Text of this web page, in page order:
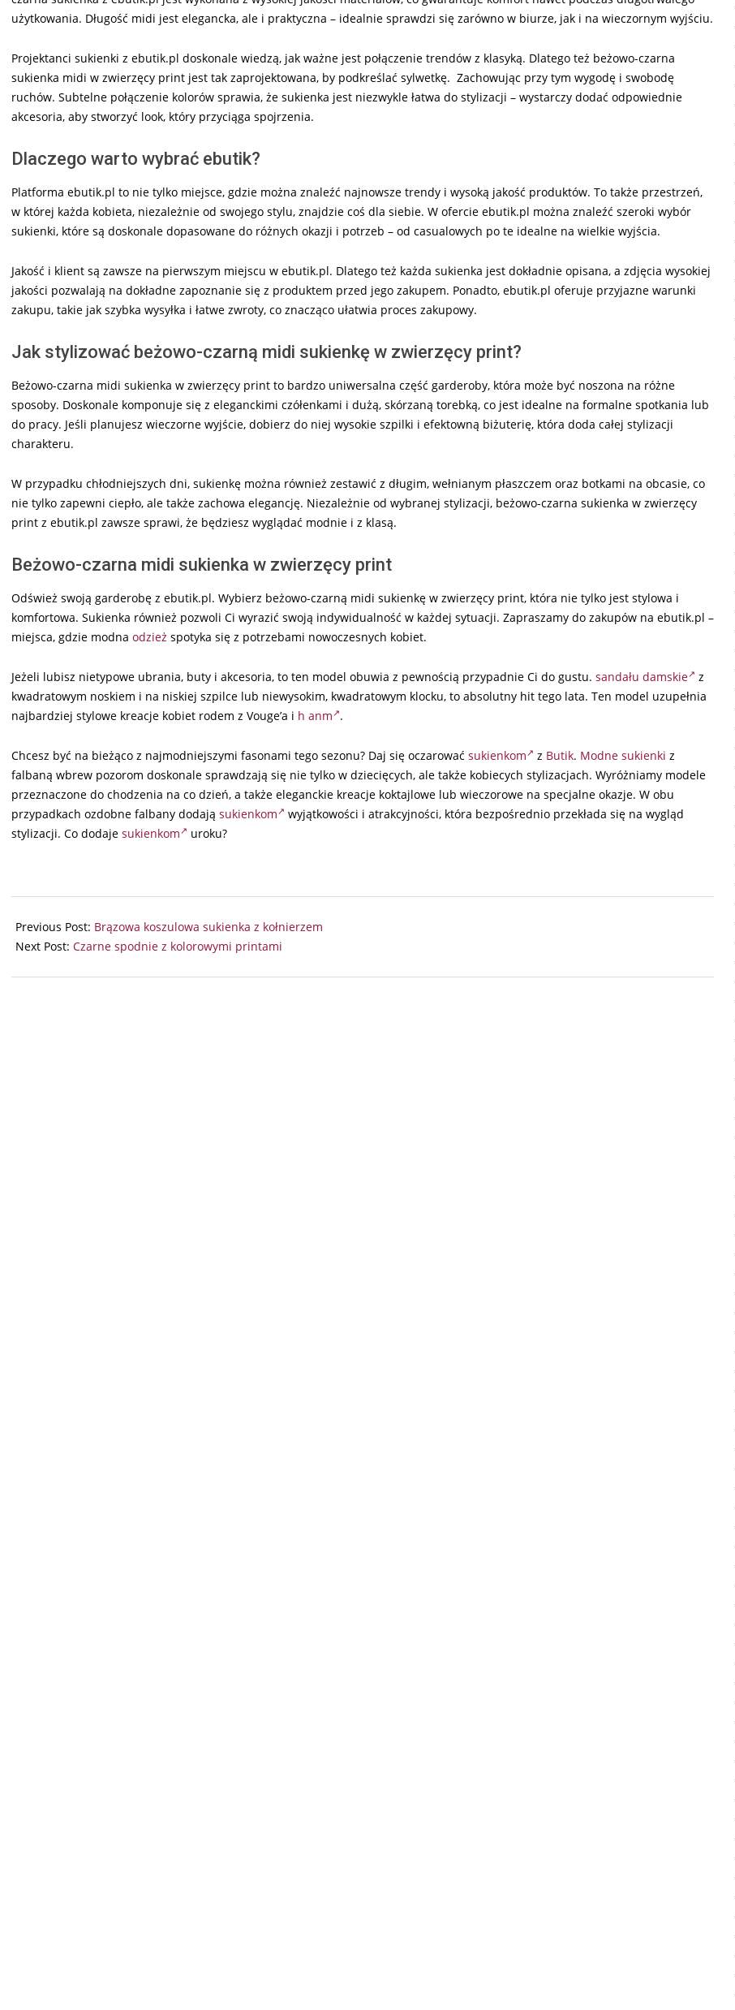
użytkowania. Długość midi jest elegancka, ale i praktyczna – idealnie sprawdzi się zarówno w biurze, jak i na wieczornym wyjściu.
Projektanci sukienki z ebutik.pl doskonale wiedzą, jak ważne jest połączenie trendów z klasyką. Dlatego też beżowo-czarna
sukienka midi w zwierzęcy print jest tak zaprojektowana, by podkreślać sylwetkę. Zachowując przy tym wygodę i swobodę
ruchów. Subtelne połączenie kolorów sprawia, że sukienka jest niezwykle łatwa do stylizacji – wystarczy dodać odpowiednie
akcesoria, aby stworzyć look, który przyciąga spojrzenia.
Dlaczego warto wybrać ebutik?
Platforma ebutik.pl to nie tylko miejsce, gdzie można znaleźć najnowsze trendy i wysoką jakość produktów. To także przestrzeń,
w której każda kobieta, niezależnie od swojego stylu, znajdzie coś dla siebie. W ofercie ebutik.pl można znaleźć szeroki wybór
sukienki, które są doskonale dopasowane do różnych okazji i potrzeb – od casualowych po te idealne na wielkie wyjścia.
Jakość i klient są zawsze na pierwszym miejscu w ebutik.pl. Dlatego też każda sukienka jest dokładnie opisana, a zdjęcia wysokiej
jakości pozwalają na dokładne zapoznanie się z produktem przed jego zakupem. Ponadto, ebutik.pl oferuje przyjazne warunki
zakupu, takie jak szybka wysyłka i łatwe zwroty, co znacząco ułatwia proces zakupowy.
Jak stylizować beżowo-czarną midi sukienkę w zwierzęcy print?
Beżowo-czarna midi sukienka w zwierzęcy print to bardzo uniwersalna część garderoby, która może być noszona na różne
sposoby. Doskonale komponuje się z eleganckimi czółenkami i dużą, skórzaną torebką, co jest idealne na formalne spotkania lub
do pracy. Jeśli planujesz wieczorne wyjście, dobierz do niej wysokie szpilki i efektowną biżuterię, która doda całej stylizacji
charakteru.
W przypadku chłodniejszych dni, sukienkę można również zestawić z długim, wełnianym płaszczem oraz botkami na obcasie, co
nie tylko zapewni ciepło, ale także zachowa elegancję. Niezależnie od wybranej stylizacji, beżowo-czarna sukienka w zwierzęcy
print z ebutik.pl zawsze sprawi, że będziesz wyglądać modnie i z klasą.
Beżowo-czarna midi sukienka w zwierzęcy print
Odśwież swoją garderobę z ebutik.pl. Wybierz beżowo-czarną midi sukienkę w zwierzęcy print, która nie tylko jest stylowa i
komfortowa. Sukienka również pozwoli Ci wyrazić swoją indywidualność w każdej sytuacji. Zapraszamy do zakupów na ebutik.pl –
miejsca, gdzie modna odzież spotyka się z potrzebami nowoczesnych kobiet.
Jeżeli lubisz nietypowe ubrania, buty i akcesoria, to ten model obuwia z pewnością przypadnie Ci do gustu. sandału damskie
z
kwadratowym noskiem i na niskiej szpilce lub niewysokim, kwadratowym klocku, to absolutny hit tego lata. Ten model uzupełnia
najbardziej stylowe kreacje kobiet rodem z Vouge’a i h anm .
Chcesz być na bieżąco z najmodniejszymi fasonami tego sezonu? Daj się oczarować sukienkom z Butik. Modne sukienki z
falbaną wbrew pozorom doskonale sprawdzają się nie tylko w dziecięcych, ale także kobiecych stylizacjach. Wyróżniamy modele
przeznaczone do chodzenia na co dzień, a także eleganckie kreacje koktajlowe lub wieczorowe na specjalne okazje. W obu
przypadkach ozdobne falbany dodają sukienkom
wyjątkowości i atrakcyjności, która bezpośrednio przekłada się na wygląd
stylizacji. Co dodaje sukienkom uroku?
07-
10
Previous Post: Brązowa koszulowa sukienka z kołnierzem
Next Post: Czarne spodnie z kolorowymi printami